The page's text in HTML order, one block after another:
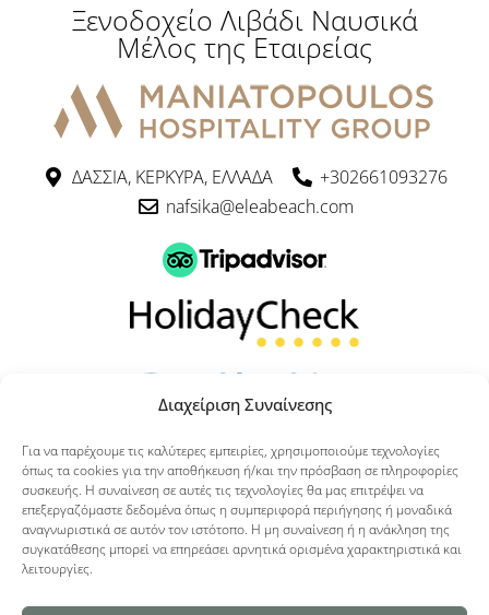
Διαχείριση Συναίνεσης
Για να παρέχουμε τις καλύτερες εμπειρίες, χρησιμοποιούμε τεχνολογίες
όπως τα cookies για την αποθήκευση ή/και την πρόσβαση σε πληροφορίες
συσκευής. Η συναίνεση σε αυτές τις τεχνολογίες θα μας επιτρέψει να
επεξεργαζόμαστε δεδομένα όπως η συμπεριφορά περιήγησης ή μοναδικά
αναγνωριστικά σε αυτόν τον ιστότοπο. Η μη συναίνεση ή η ανάκληση της
συγκατάθεσης μπορεί να επηρεάσει αρνητικά ορισμένα χαρακτηριστικά και
λειτουργίες.
Ξενοδοχείο Λιβάδι Ναυσικά
Μέλος της Εταιρείας
ΔΑΣΣΙΑ, ΚΕΡΚΥΡΑ, ΕΛΛΑΔΑ
+302661093276
nafsika@eleabeach.com
Πατήστε εδώ για να αξιολογήσετε το ξενοδοχείο μας
Πολιτική Cookie
Δήλωση απορρήτου
Αποποίηση ευθυνών